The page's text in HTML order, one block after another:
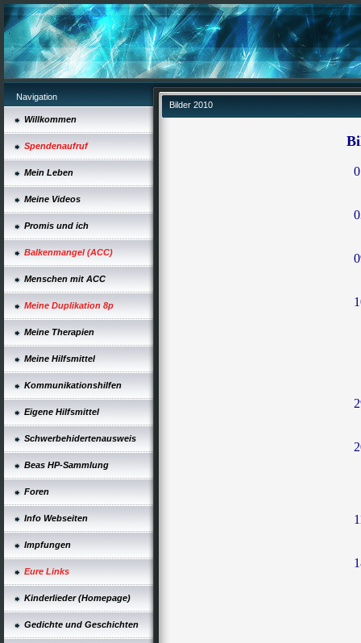
Navigation
Willkommen
Spendenaufruf
Mein Leben
Meine Videos
Promis und ich
Balkenmangel (ACC)
Menschen mit ACC
Meine Duplikation 8p
Meine Therapien
Meine Hilfsmittel
Kommunikationshilfen
Eigene Hilfsmittel
Schwerbehidertenausweis
Beas HP-Sammlung
Foren
Info Webseiten
Impfungen
Eure Links
Kinderlieder (Homepage)
Gedichte und Geschichten
Bilder 2010